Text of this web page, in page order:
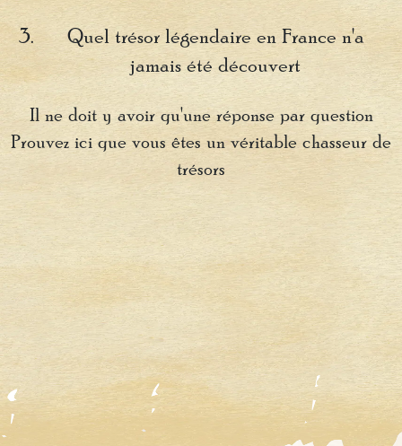
Quel trésor légendaire en France n'a
jamais été découvert
Il ne doit y avoir qu'une réponse par question
Prouvez ici que vous êtes un véritable chasseur de
trésors